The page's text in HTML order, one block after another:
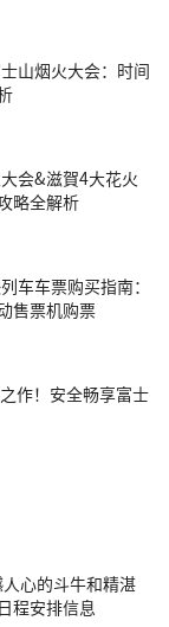
山烟火大会：时间
会&滋賀4大花火
略全解析
车车票购买指南：
售票机购票
作！安全畅享富士
心的斗牛和精湛
程安排信息